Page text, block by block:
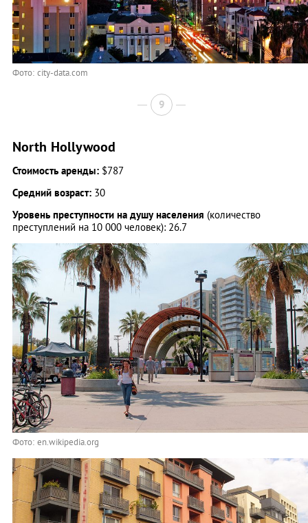
Фото: city-data.com
9
North Hollywood
Стоимость аренды: $787
Средний возраст: 30
Уровень преступности на душу населения (количество
преступлений на 10 000 человек): 26.7
Фото: en.wikipedia.org